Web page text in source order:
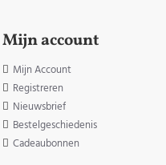
Mijn account
Mijn Account
Registreren
Nieuwsbrief
Bestelgeschiedenis
Cadeaubonnen